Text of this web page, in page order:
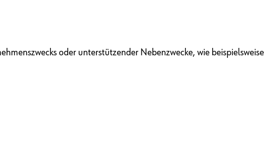
oder unterstützender Nebenzwecke, wie beispielsweise